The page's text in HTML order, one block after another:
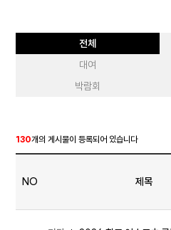
전체
대여
박람회
130개의 게시물이 등록되어 있습니다
NO 제목